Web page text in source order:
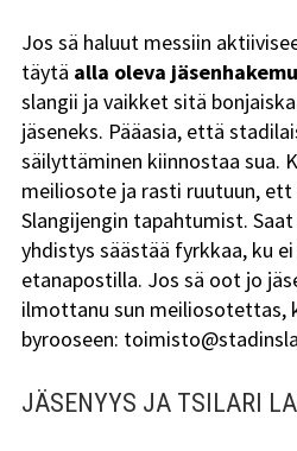
Tsilari 2016
Tsilari 2015
Tsilari 2014
Tsilari 2013
Tsilari 2012
Stadin Friidut ja Stadin
Kundit
Stadin Friidut ja Stadin
Jos sä haluut messiin
täytä alla oleva
slangii ja vaikket sitä
jäseneks. Pääasia, että
säilyttäminen kiinnostaa sua.
meiliosote ja rasti ruutuun, ett
Slangijengin tapahtumist.
yhdistys säästää fyrkkaa, ku
etanapostilla. Jos sä oot jo
ilmottanu sun meiliosotettas,
byrooseen:
JÄSENYYS JA TSILARI